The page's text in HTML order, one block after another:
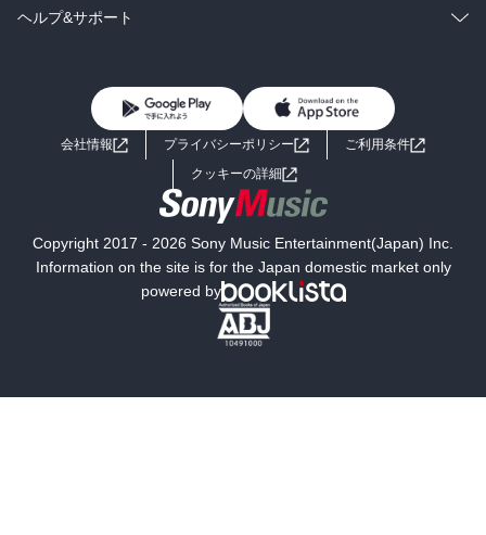
BL・TL
雑誌・グラビア
ラノベ
コミック
ライトノベル 男子向けラノベ
小説
海外小説
ミステリー SF
文学
ヘルプ&サポート
よくあるご質問 お問い合わせ
会社情報 プライバシーポリシー
ご利用条件
クッキーの詳細
Copyright 2017 - 2026 Sony Music Entertainment(Japan) Inc.
Information on the site is for the Japan domestic market only
powered by